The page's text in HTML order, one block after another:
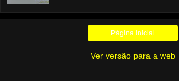
Página inicial
Ver versão para a web